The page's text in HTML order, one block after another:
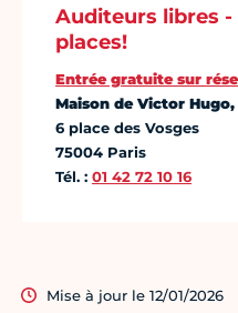
Auditeurs libres -
places!
Entrée gratuite sur
Maison de Victor Hugo,
6 place des Vosges
75004 Paris
Tél. : 01 42 72 10 16
Mise à jour le 12/01/2026